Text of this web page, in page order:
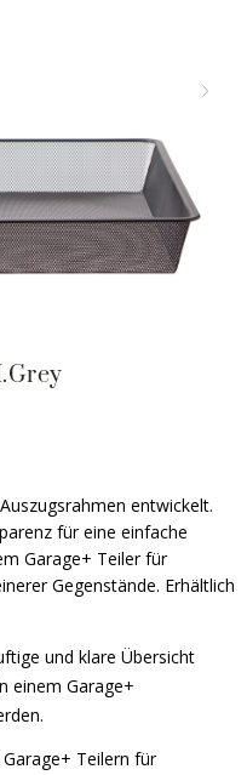
entwickelt.
für eine einfache
Garage+ Teiler für
Gegenstände. Erhältlich
und klare Übersicht
einem Garage+
Teilern für